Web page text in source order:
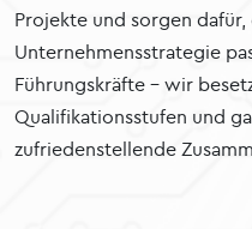
Projekte und sorgen
Unternehmensstrategie
Führungskräfte – wir
Qualifikationsstufen und
zufriedenstellende